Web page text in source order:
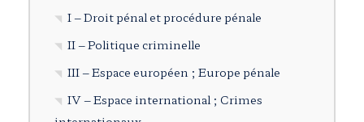
I – Droit pénal et procédure pénale
II – Politique criminelle
III – Espace européen ; Europe pénale
IV – Espace international ; Crimes